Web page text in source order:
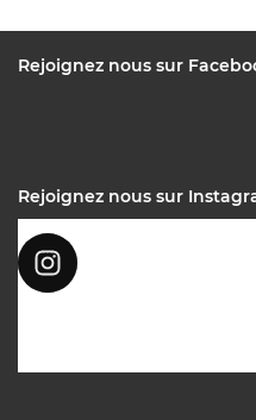
Rejoignez nous sur
Rejoignez nous sur